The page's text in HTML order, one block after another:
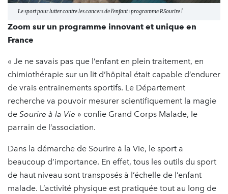
Le sport pour lutter contre les cancers de l’enfant : programme RSourire !
Zoom sur un programme innovant et unique en
France
« Je ne savais pas que l’enfant en plein traitement, en
chimiothérapie sur un lit d’hôpital était capable d’endurer
de vrais entrainements sportifs. Le Département
recherche va pouvoir mesurer scientifiquement la magie
de Sourire à la Vie » confie Grand Corps Malade, le
parrain de l’association.
Dans la démarche de Sourire à la Vie, le sport a
beaucoup d’importance. En effet, tous les outils du sport
de haut niveau sont transposés à l’échelle de l’enfant
malade. L’activité physique est pratiquée tout au long de